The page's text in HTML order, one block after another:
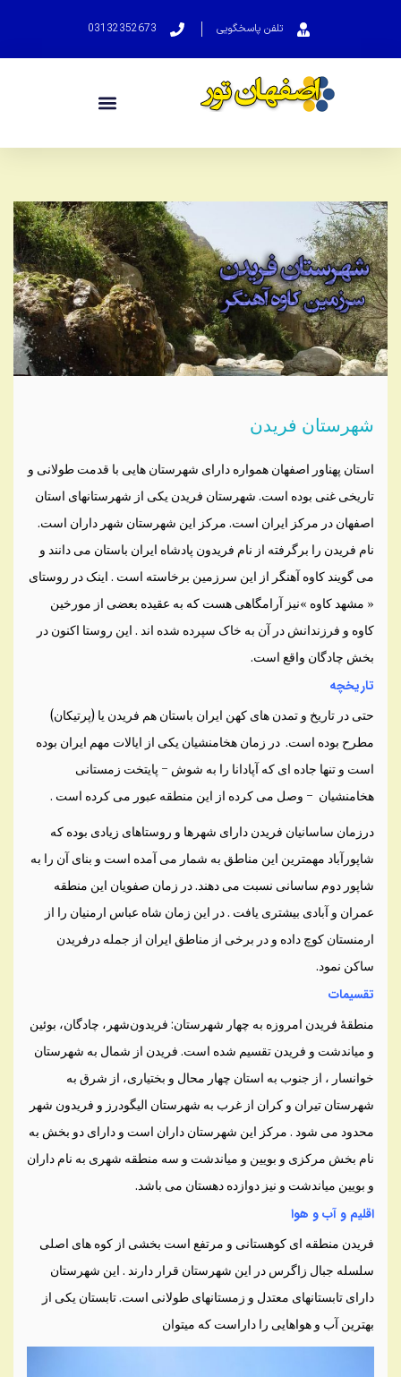
تلفن پاسخگویی 03132352673
شهرستان فریدن
استان پهناور اصفهان همواره دارای شهرستان هایی با قدمت طولانی و
تاریخی غنی بوده است. شهرستان فریدن یکی از شهرستانهای استان
اصفهان در مرکز ایران است. مرکز این شهرستان شهر داران است.
نام فریدن را برگرفته از نام فریدون پادشاه ایران باستان می دانند و
می گویند کاوه آهنگر از این سرزمین برخاسته است . اینک در روستای
« مشهد کاوه »نیز آرامگاهی هست که به عقیده بعضی از مورخین
کاوه و فرزندانش در آن به خاک سپرده شده اند . این روستا اکنون در
بخش چادگان واقع است.
تاریخچه
حتی در تاریخ و تمدن های کهن ایران باستان هم فریدن یا (پرتیکان)
مطرح بوده است. در زمان هخامنشیان یکی از ایالات مهم ایران بوده
است و تنها جاده ای که آپادانا را به شوش – پایتخت زمستانی
هخامنشیان – وصل می کرده از این منطقه عبور می کرده است .
درزمان ساسانیان فریدن دارای شهرها و روستاهای زیادی بوده که
شاپورآباد مهمترین این مناطق به شمار می آمده است و بنای آن را به
شاپور دوم ساسانی نسبت می دهند. در زمان صفویان این منطقه
عمران و آبادی بیشتری یافت . در این زمان شاه عباس ارمنیان را از
ارمنستان کوچ داده و در برخی از مناطق ایران از جمله درفریدن
ساکن نمود.
تقسیمات
منطقهٔ فریدن امروزه به چهار شهرستان: فریدون‌شهر، چادگان، بوئین
و میاندشت و فریدن تقسیم شده است. فریدن از شمال به شهرستان
خوانسار ، از جنوب به استان چهار محال و بختیاری، از شرق به
شهرستان تیران و کران از غرب به شهرستان الیگودرز و فریدون شهر
محدود می شود . مرکز این شهرستان داران است و دارای دو بخش به
نام بخش مرکزی و بویین و میاندشت و سه منطقه شهری به نام داران
و بویین میاندشت و نیز دوازده دهستان می باشد.
اقلیم و آب و هوا
فریدن منطقه ای کوهستانی و مرتفع است بخشی از کوه های اصلی
سلسله جبال زاگرس در این شهرستان قرار دارند . این شهرستان
دارای تابستانهای معتدل و زمستانهای طولانی است. تابستان یکی از
بهترین آب و هواهایی را داراست که میتوان